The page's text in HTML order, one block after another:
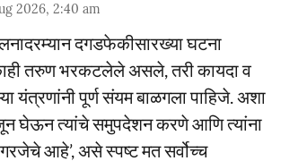
2026, 2:40 am
दगडफेकीसारख्या घटना
तरुण भरकटलेले असले, तरी कायदा व
यंत्रणांनी पूर्ण संयम बाळगला पाहिजे. अशा
घेऊन त्यांचे समुपदेशन करणे आणि त्यांना
आहे’, असे स्पष्ट मत सर्वोच्च